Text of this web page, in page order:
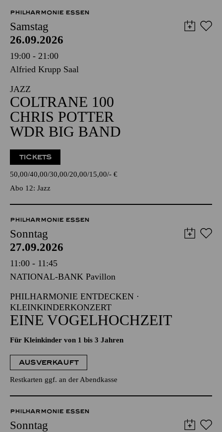
PHILHARMONIE ESSEN
Samstag
26.09.2026
19:00 - 21:00
Alfried Krupp Saal
JAZZ
COLTRANE 100
CHRIS POTTER
WDR BIG BAND
TICKETS
50,00 40,00 30,00 20,00 15,00 - €
Abo 12: Jazz
PHILHARMONIE ESSEN
Sonntag
27.09.2026
11:00 - 11:45
NATIONAL-BANK Pavillon
PHILHARMONIE ENTDECKEN ·
KLEINKINDERKONZERT
EINE VOGELHOCHZEIT
Für Kleinkinder von 1 bis 3 Jahren
AUSVERKAUFT
Restkarten ggf. an der Abendkasse
PHILHARMONIE ESSEN
Sonntag